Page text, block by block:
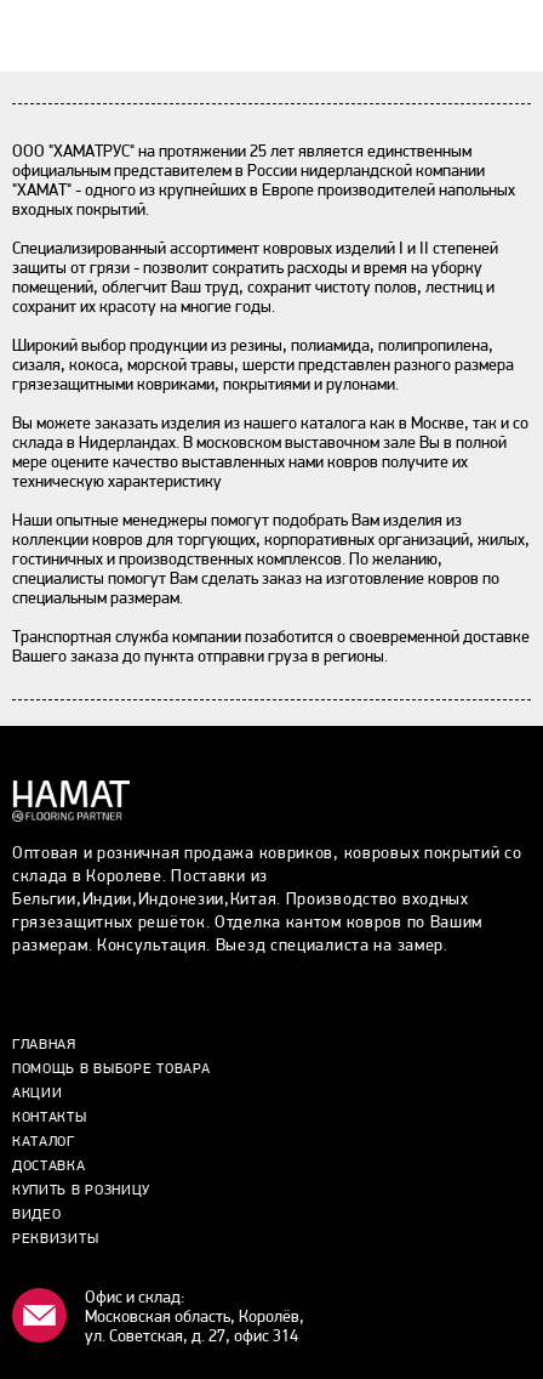
ООО "ХАМАТРУС" на протяжении 25 лет является единственным
официальным представителем в России нидерландской компании
"ХАМАТ" - одного из крупнейших в Европе производителей напольных
входных покрытий.
Специализированный ассортимент ковровых изделий I и II степеней
защиты от грязи - позволит сократить расходы и время на уборку
помещений, облегчит Ваш труд, сохранит чистоту полов, лестниц и
сохранит их красоту на многие годы.
Широкий выбор продукции из резины, полиамида, полипропилена,
сизаля, кокоса, морской травы, шерсти представлен разного размера
грязезащитными ковриками, покрытиями и рулонами.
Вы можете заказать изделия из нашего каталога как в Москве, так и со
склада в Нидерландах. В московском выставочном зале Вы в полной
мере оцените качество выставленных нами ковров получите их
техническую характеристику
Наши опытные менеджеры помогут подобрать Вам изделия из
коллекции ковров для торгующих, корпоративных организаций, жилых,
гостиничных и производственных комплексов. По желанию,
специалисты помогут Вам сделать заказ на изготовление ковров по
специальным размерам.
Транспортная служба компании позаботится о своевременной доставке
Вашего заказа до пункта отправки груза в регионы.
Оптовая и розничная продажа ковриков, ковровых покрытий со
склада в Королеве. Поставки из
Бельгии,Индии,Индонезии,Китая. Производство входных
грязезащитных решёток. Отделка кантом ковров по Вашим
размерам. Консультация. Выезд специалиста на замер.
ГЛАВНАЯ
ПОМОЩЬ В ВЫБОРЕ ТОВАРА
АКЦИИ
КОНТАКТЫ
КАТАЛОГ
ДОСТАВКА
КУПИТЬ В РОЗНИЦУ
ВИДЕО
РЕКВИЗИТЫ
Офис и склад:
Московская область, Королёв,
ул. Советская, д. 27, офис 314